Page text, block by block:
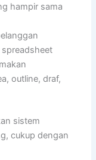
hampir sama
spreadsheet
outline, draf,
sistem
cukup dengan